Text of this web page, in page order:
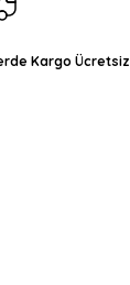
alternatifler olmalı.
Kargo Ücretsiz